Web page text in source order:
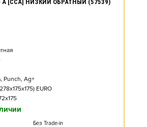
А [CCA] НИЗКИЙ ОБРАТНЫЙ (57539)
Punch, Ag+
EURO
Без Trade-in